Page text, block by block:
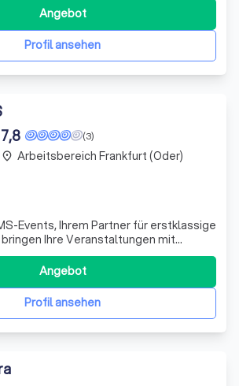
Diemo Jänchen, und ich liebe es, die
meiner Kunden durch meine
es sich um Hochzeit
Profil ansehen
Angebot
(3)
7,8
Events, Ihrem Partner für erstklassige
Ihre Veranstaltungen mit
, Video- und Bühnentechnik zum
Erfahrung ermöglicht es uns,
eine unvergessliche Erfahrung zu
Profil ansehen
Angebot
place Arbeitsbereich Frankfurt (Oder)